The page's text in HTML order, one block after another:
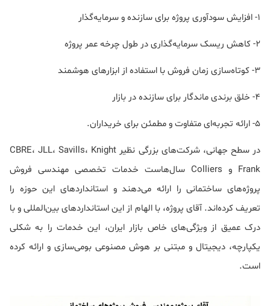
1- افزایش سودآوری پروژه برای سازنده و سرمایه‌گذار
2- کاهش ریسک سرمایه‌گذاری در طول چرخه عمر پروژه
3- کوتاه‌سازی زمان فروش با استفاده از ابزارهای هوشمند
4- خلق برندی ماندگار برای سازنده در بازار
5- ارائه تجربه‌ای متفاوت و مطمئن برای خریداران.
در سطح جهانی، شرکت‌های بزرگی نظیر CBRE، JLL، Savills، Knight
Frank و Colliers سال‌هاست خدمات تخصصی مهندسی فروش
پروژه‌های ساختمانی را ارائه می‌دهند و استانداردهای این حوزه را
تعریف کرده‌اند. آقای پروژه، با الهام از این استانداردهای بین‌المللی و با
درک عمیق از ویژگی‌های خاص بازار ایران، این خدمات را به شکلی
یکپارچه، دیجیتال و مبتنی بر هوش مصنوعی بومی‌سازی و ارائه کرده
است.